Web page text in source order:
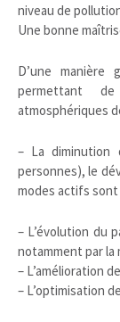
niveau de
Une bonne
D’une manière
permettant
atmosphériques
– La diminution
personnes), le
modes actifs sont
– L’évolution du
notamment par la
– L’amélioration
– L’optimisation